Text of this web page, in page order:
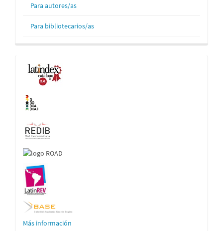
Para autores/as
Para bibliotecarios/as
Indexaciones
Más información